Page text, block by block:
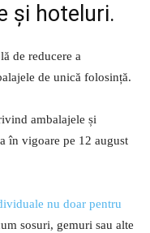
și hoteluri.
de reducere a
de unică folosință.
ambalajele și
în vigoare pe 12 august
nu doar pentru
sosuri, gemuri sau alte